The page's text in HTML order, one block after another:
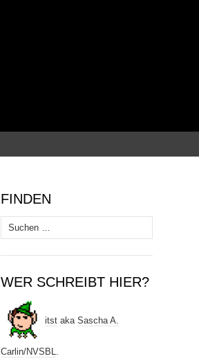
nach:
FINDEN
Suchen
nach:
WER SCHREIBT HIER?
itst aka Sascha A.
Carlin/NVSBL.